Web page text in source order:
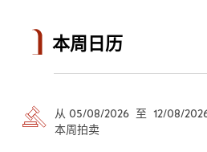
本周日历
从 05/08/2026 至 12/08/
本周拍卖